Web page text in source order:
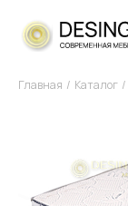
Главная Каталог